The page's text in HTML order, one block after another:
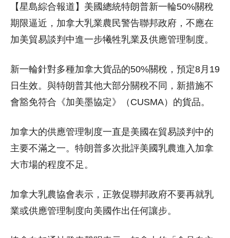
【星島綜合報道】美國總統特朗普新一輪50%關稅
期限逼近，加拿大乳業農民警告聯邦政府，不應在
加美貿易談判中進一步犧牲乳業及供應管理制度。
新一輪針對多種加拿大貨品的50%關稅，預定8月19
日生效。與特朗普其他大部分關稅不同，新措施不
會豁免符合《加美墨協定》（CUSMA）的貨品。
加拿大的供應管理制度一直是美國在貿易談判中的
主要不滿之一。特朗普多次批評美國乳農進入加拿
大市場的程度不足。
加拿大乳農協會表示，正敦促聯邦政府不要再就乳
業或供應管理制度向美國作出任何讓步。